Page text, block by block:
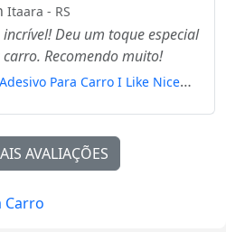
Itaara - RS
incrível! Deu um toque especial
Recomendo muito!
Adesivo Para Carro I Like Nice
AVALIAÇÕES
Carro